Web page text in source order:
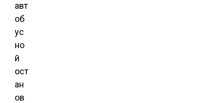
авт
об
ус
но
й
ост
ан
ов